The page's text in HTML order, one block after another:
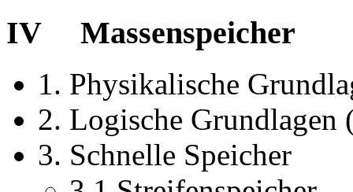
IV Massenspeicher
1. Physikalische
2. Logische Grundlagen
3. Schnelle Speicher